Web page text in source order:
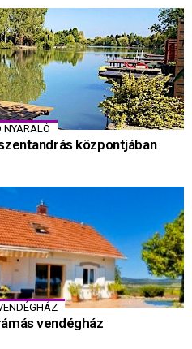
NYARALÓ
központjában
vendégház